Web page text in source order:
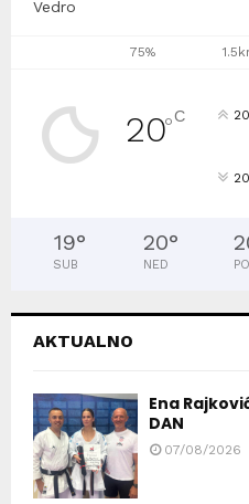
Vedro
75%
20°C 20
20
19°
SUB
20°
NED
AKTUALNO
Ena
DAN
07/08/2026